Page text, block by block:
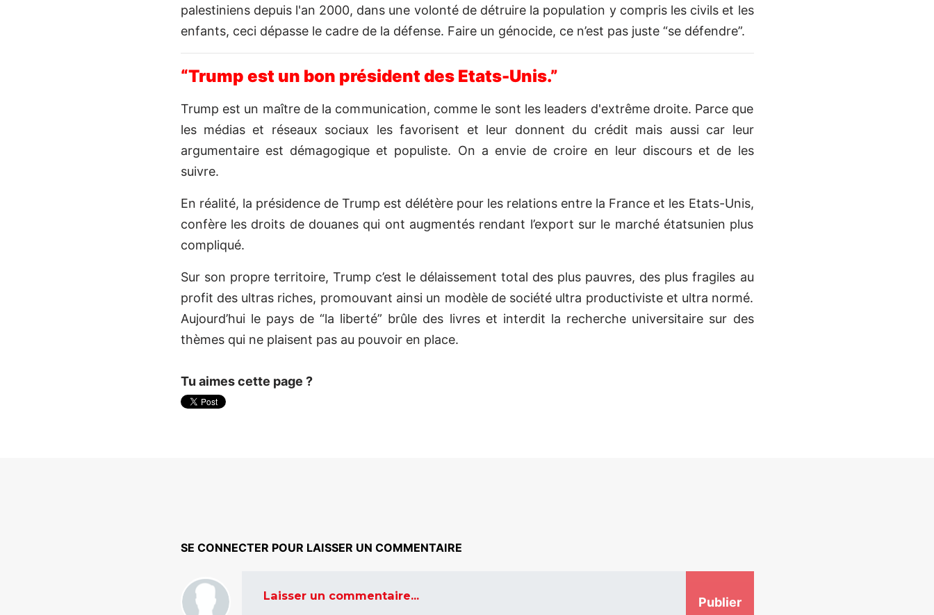
palestiniens depuis l'an 2000, dans une volonté de détruire la population y compris les civils et les
enfants, ceci dépasse le cadre de la défense. Faire un génocide, ce n’est pas juste “se défendre”.
“Trump est un bon président des Etats-Unis.”
Trump est un maître de la communication, comme le sont les leaders d'extrême droite. Parce que
les médias et réseaux sociaux les favorisent et leur donnent du crédit mais aussi car leur
argumentaire est démagogique et populiste. On a envie de croire en leur discours et de les
suivre.
En réalité, la présidence de Trump est délétère pour les relations entre la France et les Etats-Unis,
confère les droits de douanes qui ont augmentés rendant l’export sur le marché étatsunien plus
compliqué.
Sur son propre territoire, Trump c’est le délaissement total des plus pauvres, des plus fragiles au
profit des ultras riches, promouvant ainsi un modèle de société ultra productiviste et ultra normé.
Aujourd’hui le pays de “la liberté” brûle des livres et interdit la recherche universitaire sur des
thèmes qui ne plaisent pas au pouvoir en place.
Tu aimes cette page ?
SE CONNECTER POUR LAISSER UN COMMENTAIRE
Laisser un commentaire...